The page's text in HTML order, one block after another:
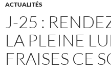
ACTUALITÉS
J-25 :
LA PLEINE
FRAISES CE